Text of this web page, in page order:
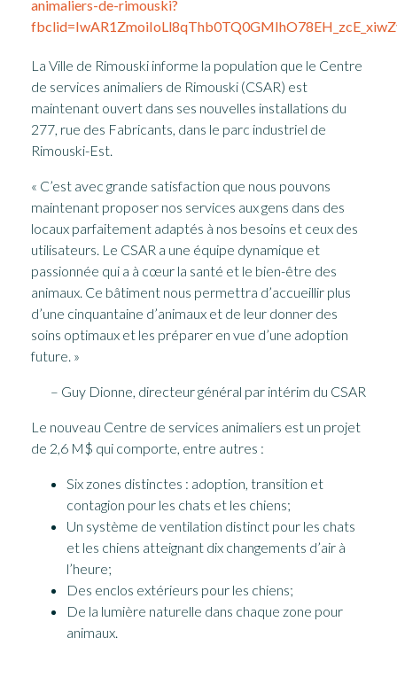
animaliers-de-rimouski?
La Ville de Rimouski informe la population que le Centre
de services animaliers de Rimouski (CSAR) est
maintenant ouvert dans ses nouvelles installations du
277, rue des Fabricants, dans le parc industriel de
Rimouski-Est.
« C’est avec grande satisfaction que nous pouvons
maintenant proposer nos services aux gens dans des
locaux parfaitement adaptés à nos besoins et ceux des
utilisateurs. Le CSAR a une équipe dynamique et
passionnée qui a à cœur la santé et le bien-être des
animaux. Ce bâtiment nous permettra d’accueillir plus
d’une cinquantaine d’animaux et de leur donner des
soins optimaux et les préparer en vue d’une adoption
future. »
– Guy Dionne, directeur général par intérim du CSAR
Le nouveau Centre de services animaliers est un projet
de 2,6 M$ qui comporte, entre autres :
Six zones distinctes : adoption, transition et
contagion pour les chats et les chiens;
Un système de ventilation distinct pour les chats
et les chiens atteignant dix changements d’air à
l’heure;
Des enclos extérieurs pour les chiens;
De la lumière naturelle dans chaque zone pour
animaux.